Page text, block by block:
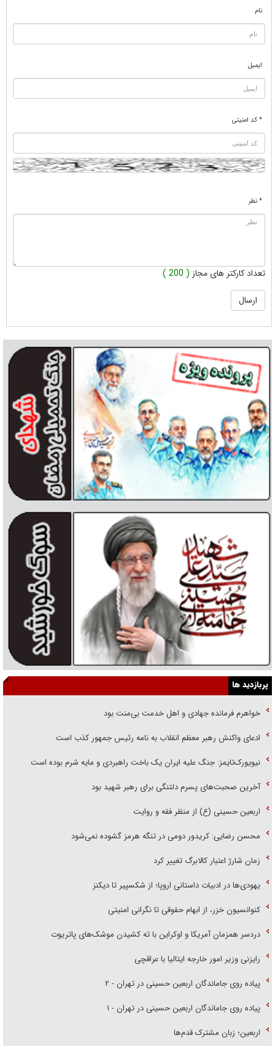
نام
ایمیل
* کد امنیتی
* نظر
تعداد کارکتر های مجاز ( 200 )
پربازدید ها
خواهرم فرمانده جهادی و اهل خدمت بی‌منت بود
ادعای واکنش رهبر معظم انقلاب به نامه رئیس جمهور کذب است
نیویورک‌تایمز: جنگ علیه ایران یک باخت راهبردی و مایه شرم بوده است
آخرین صحبت‌های پسرم دلتنگی برای رهبر شهید بود
اربعین حسینی (ع) از منظر فقه و روایت
محسن رضایی: کریدور دومی در تنگه هرمز گشوده نمی‌شود
زمان شارژ اعتبار کالابرگ تغییر کرد
یهودی‌ها در ادبیات داستانی اروپا؛ از شکسپیر تا دیکنز
کنوانسیون خزر، از ابهام حقوقی تا نگرانی امنیتی
دردسر همزمان آمریکا و اوکراین با ته کشیدن موشک‌های پاتریوت
رایزنی وزیر امور خارجه ایتالیا با عراقچی
پیاده روی جاماندگان اربعین حسینی در تهران - ۲
پیاده روی جاماندگان اربعین حسینی در تهران - ۱
اربعین؛ زبان مشترک قدم‌ها